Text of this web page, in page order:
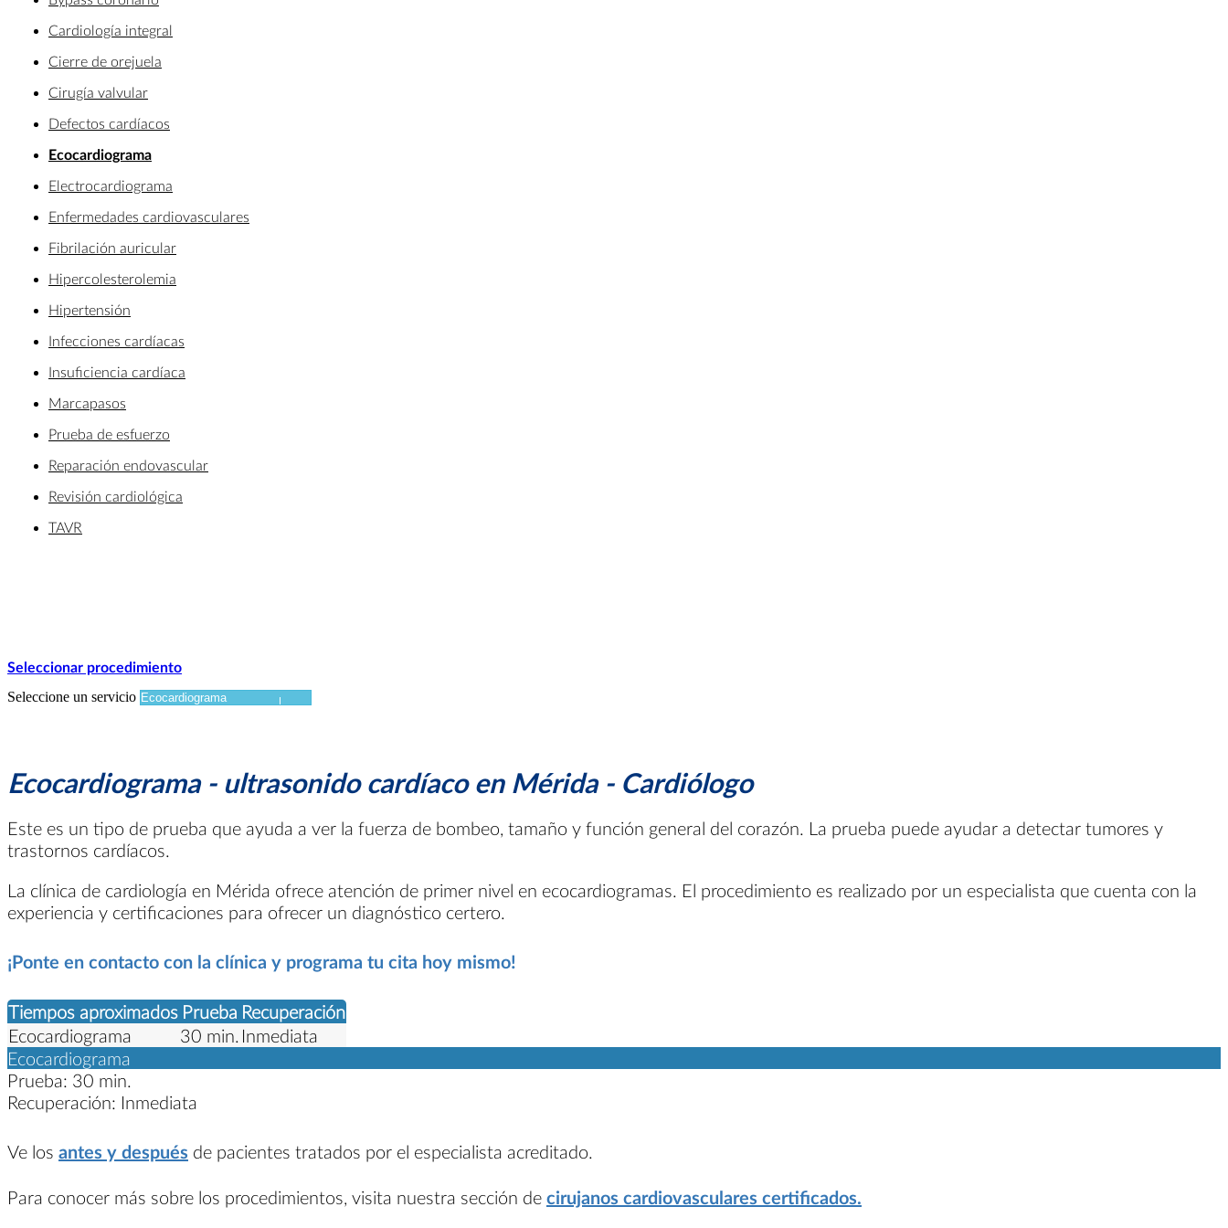
Cardiología integral
Cierre de orejuela
Cirugía valvular
Defectos cardíacos
Ecocardiograma
Electrocardiograma
Enfermedades cardiovasculares
Fibrilación auricular
Hipercolesterolemia
Hipertensión
Infecciones cardíacas
Insuficiencia cardíaca
Marcapasos
Prueba de esfuerzo
Reparación endovascular
Revisión cardiológica
TAVR
Seleccionar procedimiento
Seleccione un servicio
Ecocardiograma - ultrasonido cardíaco en Mérida - Cardiólogo
Este es un tipo de prueba que ayuda a ver la fuerza de bombeo, tamaño y función general del corazón. La prueba puede ayudar a detectar tumores y
trastornos cardíacos.
La clínica de cardiología en Mérida ofrece atención de primer nivel en ecocardiogramas. El procedimiento es realizado por un especialista que cuenta con la
experiencia y certificaciones para ofrecer un diagnóstico certero.
¡Ponte en contacto con la clínica y programa tu cita hoy mismo!
Tiempos aproximados Prueba Recuperación
Ecocardiograma
30 min. Inmediata
Ecocardiograma
Prueba: 30 min.
Recuperación: Inmediata
Ve los antes y después de pacientes tratados por el especialista acreditado.
Para conocer más sobre los procedimientos, visita nuestra sección de cirujanos cardiovasculares certificados.